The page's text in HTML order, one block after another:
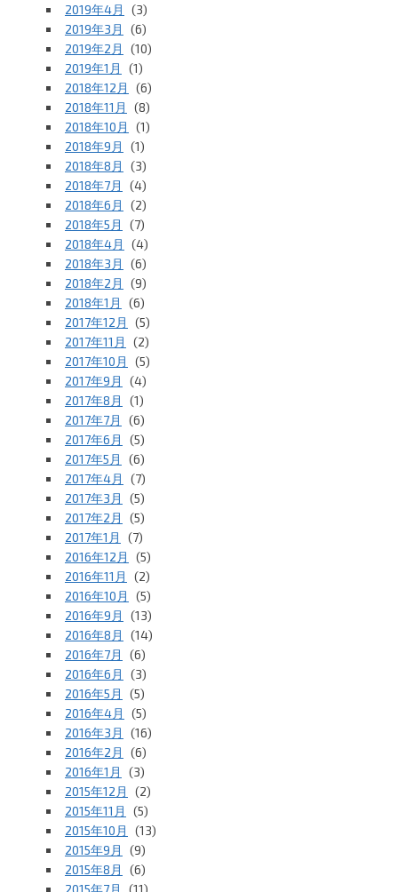
2019年4月
(3)
2019年3月
(6)
2019年2月
(10)
2019年1月
(1)
2018年12月
(6)
2018年11月
(8)
2018年10月
(1)
2018年9月
(1)
2018年8月
(3)
2018年7月
(4)
2018年6月
(2)
2018年5月
(7)
2018年4月
(4)
2018年3月
(6)
2018年2月
(9)
2018年1月
(6)
2017年12月
(5)
2017年11月
(2)
2017年10月
(5)
2017年9月
(4)
2017年8月
(1)
2017年7月
(6)
2017年6月
(5)
2017年5月
(6)
2017年4月
(7)
2017年3月
(5)
2017年2月
(5)
2017年1月
(7)
2016年12月
(5)
2016年11月
(2)
2016年10月
(5)
2016年9月
(13)
2016年8月
(14)
2016年7月
(6)
2016年6月
(3)
2016年5月
(5)
2016年4月
(5)
2016年3月
(16)
2016年2月
(6)
2016年1月
(3)
2015年12月
(2)
2015年11月
(5)
2015年10月
(13)
2015年9月
(9)
2015年8月
(6)
2015年7月
(11)